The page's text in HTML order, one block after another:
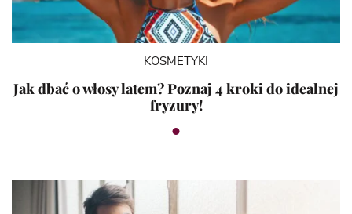
KOSMETYKI
Jak dbać o włosy latem? Poznaj 4 kroki do idealnej
fryzury!